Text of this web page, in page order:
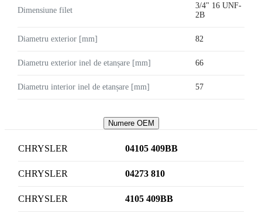
Dimensiune filet
3/4" 16 UNF-
2B
Diametru exterior [mm] 82
Diametru exterior inel de etanșare [mm] 66
Diametru interior inel de etanșare [mm] 57
Numere OEM
CHRYSLER 04105 409BB
CHRYSLER 04273 810
CHRYSLER 4105 409BB